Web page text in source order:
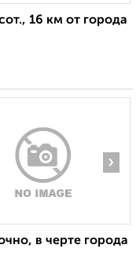
16 км от города
›
в черте города